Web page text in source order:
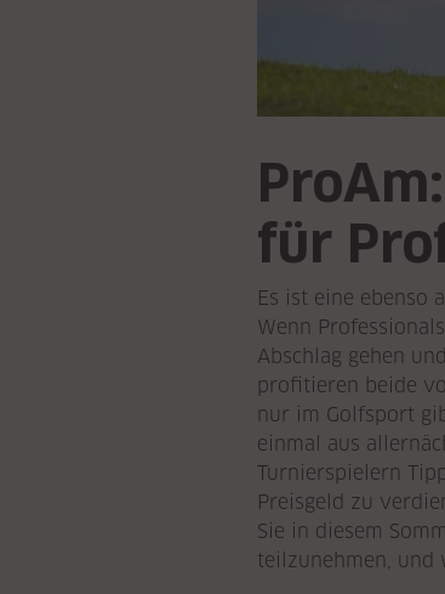
für
Es ist eine ebenso
Wenn
Abschlag gehen
profitieren beide
nur im Golfsport
einmal aus
Turnierspielern
Preisgeld zu
Sie in diesem
teilzunehmen, und